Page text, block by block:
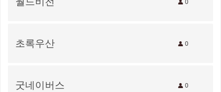
0
초록우산 0
굿네이버스 0